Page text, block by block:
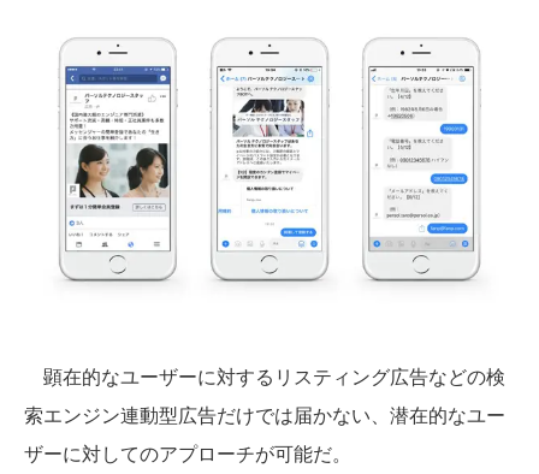
顕在的なユーザーに対するリスティング広告などの検
索エンジン連動型広告だけでは届かない、潜在的なユー
ザーに対してのアプローチが可能だ。